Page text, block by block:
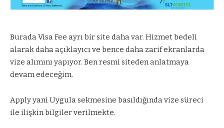
BuradaVisa Fee ayrı bir site daha var. Hizmet bedeli
alarak daha açıklayıcı ve bence daha zarif ekranlarda
vize alımını yapıyor. Ben resmi siteden anlatmaya
devam edeceğim.
Apply yani Uygula sekmesine basıldığında vize süreci
ile ilişkin bilgiler verilmekte.